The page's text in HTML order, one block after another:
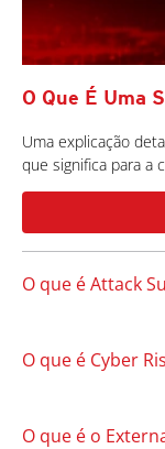
O Que É Uma
Uma explicação
que significa para a
O que é Attack
O que é Cyber
O que é o